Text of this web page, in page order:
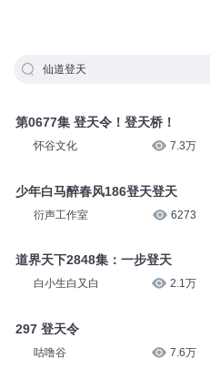
仙道登天
第0677集 登天令！登天桥！
怀谷文化 7.3万
少年白马醉春风186登天登天
衍声工作室 6273
道界天下2848集：一步登天
白小生白又白 2.1万
297 登天令
咕噜谷 7.6万